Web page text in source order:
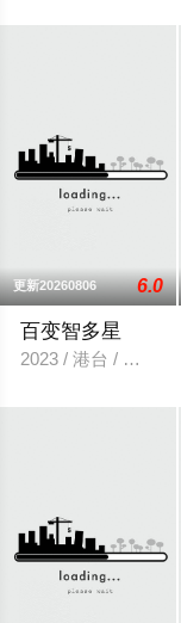
更新20260806 6.0
百变智多星
2023 / 港台 / 港台综